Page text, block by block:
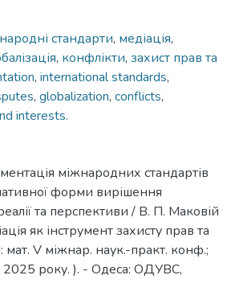
стандарти, медіація,
, конфлікти, захист прав та
, international standards,
, globalization, conflicts,
interests.
міжнародних стандартів
форми вирішення
та перспективи / В. П. Маковій
як інструмент захисту прав та
мат. V міжнар. наук.-практ. конф.;
2025 року. ). - Одеса: ОДУВС,